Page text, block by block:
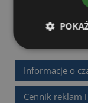
Wesoła 52, 62-
Informacje o
Cennik reklam i